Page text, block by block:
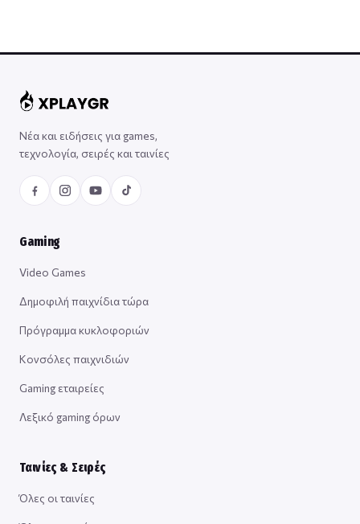
Νέα και ειδήσεις για games,
τεχνολογία, σειρές και ταινίες
Gaming
Video Games
Δημοφιλή παιχνίδια τώρα
Πρόγραμμα κυκλοφοριών
Κονσόλες παιχνιδιών
Gaming εταιρείες
Λεξικό gaming όρων
Ταινίες & Σειρές
Όλες οι ταινίες